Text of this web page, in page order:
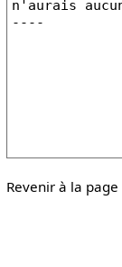
Revenir à la page